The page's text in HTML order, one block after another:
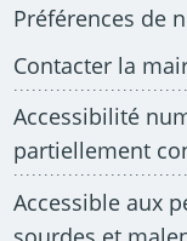
Préférences de
Contacter la
Accessibilité
partiellement
Accessible aux